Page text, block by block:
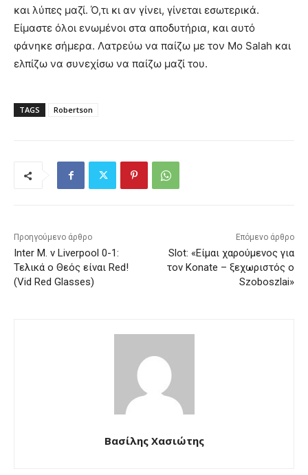
και λύπες μαζί. Ό,τι κι αν γίνει, γίνεται εσωτερικά.
Είμαστε όλοι ενωμένοι στα αποδυτήρια, και αυτό
φάνηκε σήμερα. Λατρεύω να παίζω με τον Mo Salah και
ελπίζω να συνεχίσω να παίζω μαζί του.
TAGS Robertson
Προηγούμενο άρθρο
Inter M. v Liverpool 0-1:
Τελικά ο Θεός είναι Red!
(Vid Red Glasses)
Επόμενο άρθρο
Slot: «Είμαι χαρούμενος για
τον Konate – ξεχωριστός ο
Szoboszlai»
Βασίλης Χασιώτης